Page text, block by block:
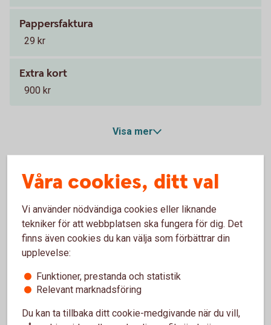
Pappersfaktura
29 kr
Extra kort
900 kr
Visa mer
Räntan är per år. Tillbaka
Ordinarie årsavgift. Tillbaka
Entercard Group AB är kreditgivare av betal- och
kreditkortet ovan. Swedbank AB och sparbankerna
kreditförmedlare avseende betal- och kreditkorten.
Våra cookies, ditt val
Vi använder nödvändiga cookies eller liknande
tekniker för att webbplatsen ska fungera för dig. Det
finns även cookies du kan välja som förbättrar din
upplevelse:
Funktioner, prestanda och statistik
Relevant marknadsföring
Du kan ta tillbaka ditt cookie-medgivande när du vill,